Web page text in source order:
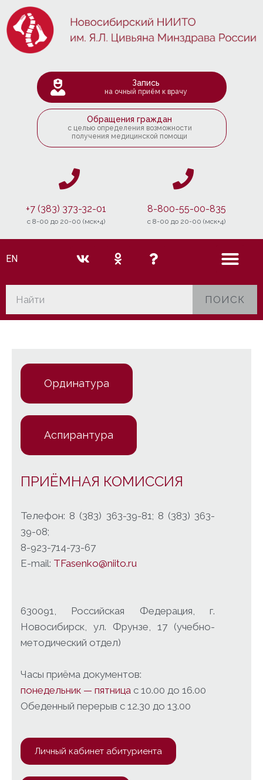
Запись
на очный приём к врачу
Обращения граждан
с целью определения возможности
получения медицинской помощи
+7 (383) 373-32-01
c 8-00 до 20-00 (мск+4)
8-800-55-00-835
c 8-00 до 20-00 (мск+4)
EN
ПОИСК
Ординатура
Аспирантура
ПРИЁМНАЯ КОМИССИЯ
Телефон: 8 (383) 363-39-81; 8 (383) 363-
39-08;
8-923-714-73-67
E-mail: TFasenko@niito.ru
630091, Российская Федерация, г.
Новосибирск, ул. Фрунзе, 17 (учебно-
методический отдел)
Часы приёма документов:
понедельник — пятница с 10.00 до 16.00
Обеденный перерыв с 12.30 до 13.00
Личный кабинет абитуриента